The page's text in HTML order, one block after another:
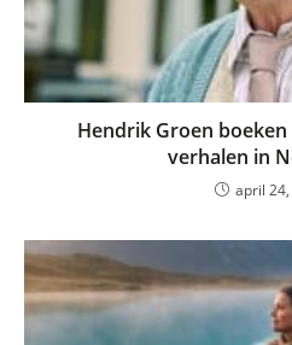
Hendrik Groen
verhalen in
april